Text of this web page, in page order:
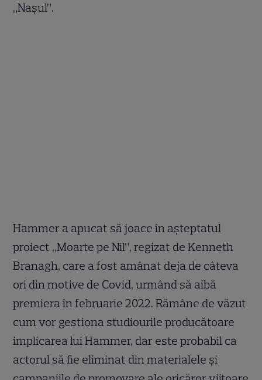
„Nașul”.
Hammer a apucat să joace în așteptatul
proiect „Moarte pe Nil”, regizat de Kenneth
Branagh, care a fost amânat deja de câteva
ori din motive de Covid, urmând să aibă
premiera în februarie 2022. Rămâne de văzut
cum vor gestiona studiourile producătoare
implicarea lui Hammer, dar este probabil ca
actorul să fie eliminat din materialele și